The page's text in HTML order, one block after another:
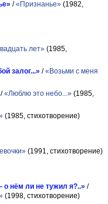
/«Признанье» (1982,
лет» (1985,
залог...» /«Возьми с меня
/«Люблю это небо...» (1985,
(1985, стихотворение)
(1991, стихотворение)
о нём ли не тужил я?..» /
(1998, стихотворение)